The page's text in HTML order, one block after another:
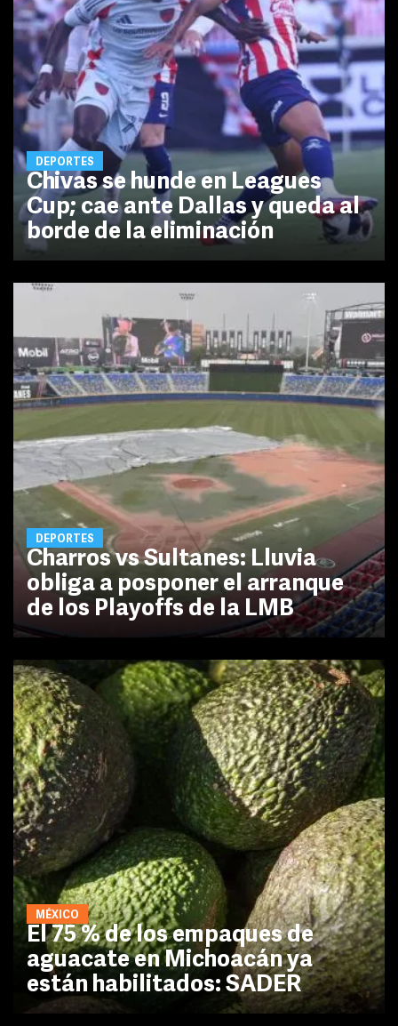
DEPORTES
Chivas se hunde en Leagues
Cup; cae ante Dallas y queda al
borde de la eliminación
DEPORTES
Charros vs Sultanes: Lluvia
obliga a posponer el arranque
de los Playoffs de la LMB
MÉXICO
El 75 % de los empaques de
aguacate en Michoacán ya
están habilitados: SADER